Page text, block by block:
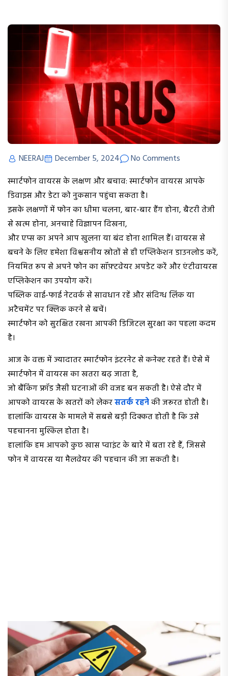
NEERAJ December 5, 2024
No Comments
स्मार्टफोन वायरस के लक्षण और बचाव: स्मार्टफोन वायरस आपके
डिवाइस और डेटा को नुकसान पहुंचा सकता है।
इसके लक्षणों में फोन का धीमा चलना, बार-बार हैंग होना, बैटरी तेजी
से खत्म होना, अनचाहे विज्ञापन दिखना,
और एप्स का अपने आप खुलना या बंद होना शामिल हैं। वायरस से
बचने के लिए हमेशा विश्वसनीय स्रोतों से ही एप्लिकेशन डाउनलोड करें,
नियमित रूप से अपने फोन का सॉफ़्टवेयर अपडेट करें और एंटीवायरस
एप्लिकेशन का उपयोग करें।
पब्लिक वाई-फाई नेटवर्क से सावधान रहें और संदिग्ध लिंक या
अटैचमेंट पर क्लिक करने से बचें।
स्मार्टफोन को सुरक्षित रखना आपकी डिजिटल सुरक्षा का पहला कदम
है।
आज के वक्त में ज्यादातर स्मार्टफोन इंटरनेट से कनेक्ट रहते हैं। ऐसे में
स्मार्टफोन में वायरस का खतरा बढ़ जाता है,
जो बैंकिंग फ्रॉड जैसी घटनाओं की वजह बन सकती है। ऐसे दौर में
आपको वायरस के खतरों को लेकरसतर्क रहनेकी जरूरत होती है।
हालांकि वायरस के मामले में सबसे बड़ी दिक्कत होती है कि उसे
पहचानना मुश्किल होता है।
हालांकि हम आपको कुछ खास प्वाइंट के बारे में बता रहे हैं, जिससे
फोन में वायरस या मैलवेयर की पहचान की जा सकती है।